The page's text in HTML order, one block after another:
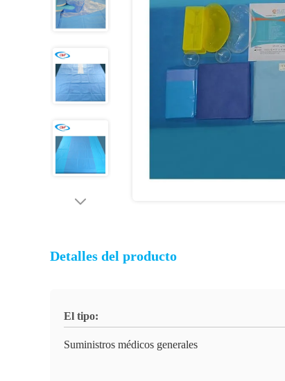
Detalles del producto
El tipo:
Suministros médicos generales